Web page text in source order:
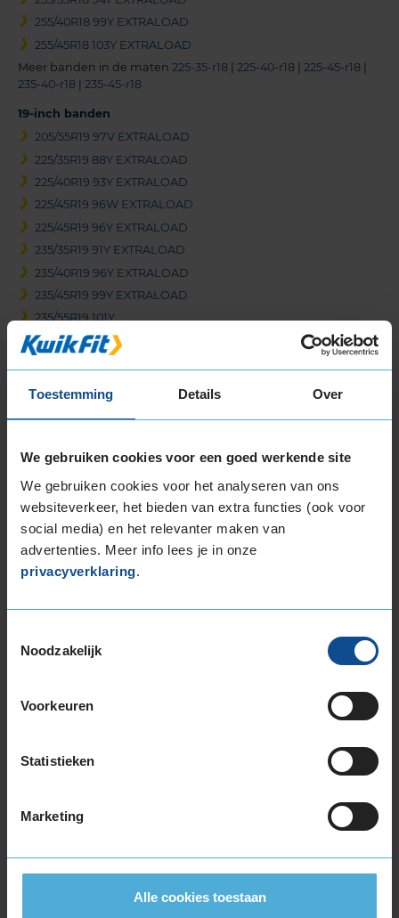
Toestemming Details Over
We gebruiken cookies voor een goed werkende site
We gebruiken cookies voor het analyseren van ons
websiteverkeer, het bieden van extra functies (ook voor
social media) en het relevanter maken van
advertenties. Meer info lees je in onze
privacyverklaring.
Noodzakelijk
Voorkeuren
Statistieken
Marketing
Alle cookies toestaan
255/40R18 99Y EXTRALOAD
255/45R18 103Y EXTRALOAD
Meer banden in de maten 225-35-r18 225-40-r18 225-45-r18
235-40-r18
235-45-r18
19-inch banden
205/55R19 97V EXTRALOAD
225/35R19 88Y EXTRALOAD
225/40R19 93Y EXTRALOAD
225/45R19 96W EXTRALOAD
225/45R19 96Y EXTRALOAD
235/35R19 91Y EXTRALOAD
235/40R19 96Y EXTRALOAD
235/45R19 99Y EXTRALOAD
235/55R19 101Y
235/55R19 105Y EXTRALOAD
245/45R19 98W
255/35R19 96Y EXTRALOAD
255/40R19 100Y EXTRALOAD
255/45R19 104Y EXTRALOAD
255/55R19 111W EXTRALOAD
265/35R19 98Y EXTRALOAD
275/30R19 96Y EXTRALOAD
285/45R19 107Y
225/35R20 90Y EXTRALOAD
235/45R20 100Y EXTRALOAD